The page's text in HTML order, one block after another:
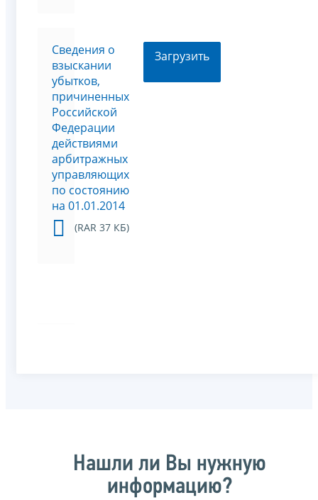
Сведения о
взыскании
убытков,
причиненных
Российской
Федерации
действиями
арбитражных
управляющих
по состоянию
на 01.01.2014
(RAR 37 КБ)
Загрузить
Нашли ли Вы нужную
информацию?